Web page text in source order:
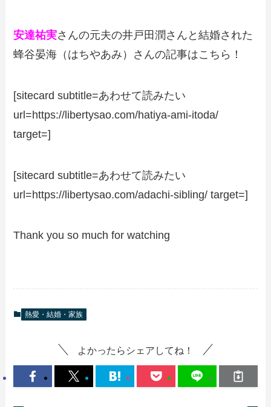
安達祐実さんの元夫の井戸田潤さんと結婚された
蜂谷晏海（はちやあみ）さんの記事はこちら！
[sitecard subtitle=あわせて読みたい
url=https://libertysao.com/hatiya-ami-itoda/
target=]
[sitecard subtitle=あわせて読みたい
url=https://libertysao.com/adachi-sibling/ target=]
Thank you so much for watching
熱愛・結婚・家族
よかったらシェアしてね！